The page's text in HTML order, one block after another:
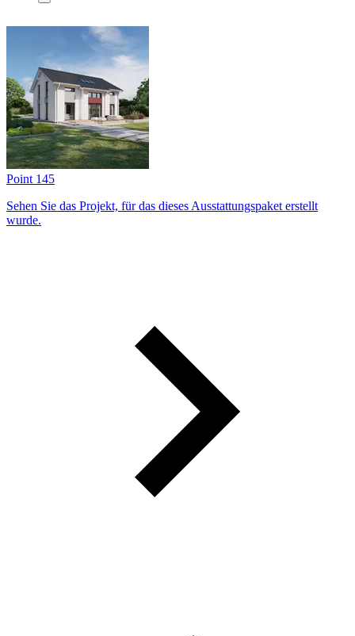
Point 145
Sehen Sie das Projekt, für das dieses Ausstattungs­paket erstellt
wurde.